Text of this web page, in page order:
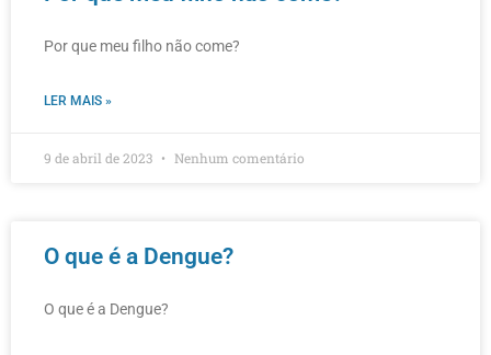
Por que meu filho não come?
LER MAIS »
9 de abril de 2023 Nenhum comentário
O que é a Dengue?
O que é a Dengue?